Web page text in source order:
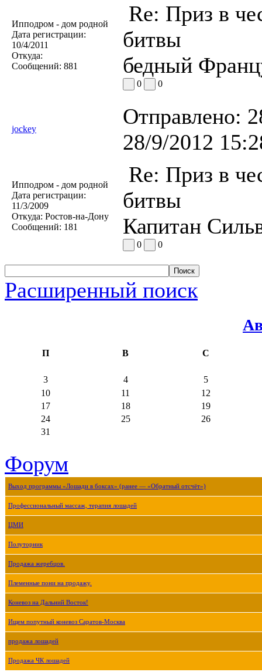
Ипподром - дом родной
Дата регистрации:
10/4/2011
Откуда:
Сообщений: 881
Re: Приз в
битвы
бедный
0 0
jockey
Отправлено:
28/9/2012
Ипподром - дом родной
Дата регистрации:
11/3/2009
Откуда: Ростов-на-Дону
Сообщений: 181
Re: Приз в
битвы
Капитан
0 0
Расширенный поиск
П В С
3 4
5
10
11
12
17
18
19
24
25
26
31
Форум
Выход программы «Лошади в боксах» (ранее — «Обратный отсчёт»)
Профессиональный массаж, терапия лошадей
ЦМИ
Полуторник
Продажа жеребцов.
Племенные пони на продажу.
Коневоз на Дальний Восток!
Ищем попутный коневоз Саратов-Москва
продажа лошадей
Продажа ЧК лошадей